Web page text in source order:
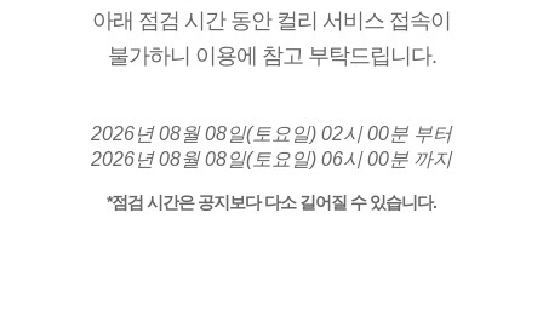
아래 점검 시간 동안 컬리 서비스 접속이
불가하니 이용에 참고 부탁드립니다.
2026년 08월 08일(토요일) 02시 00분 부터
2026년 08월 08일(토요일) 06시 00분 까지
*점검 시간은 공지보다 다소 길어질 수 있습니다.